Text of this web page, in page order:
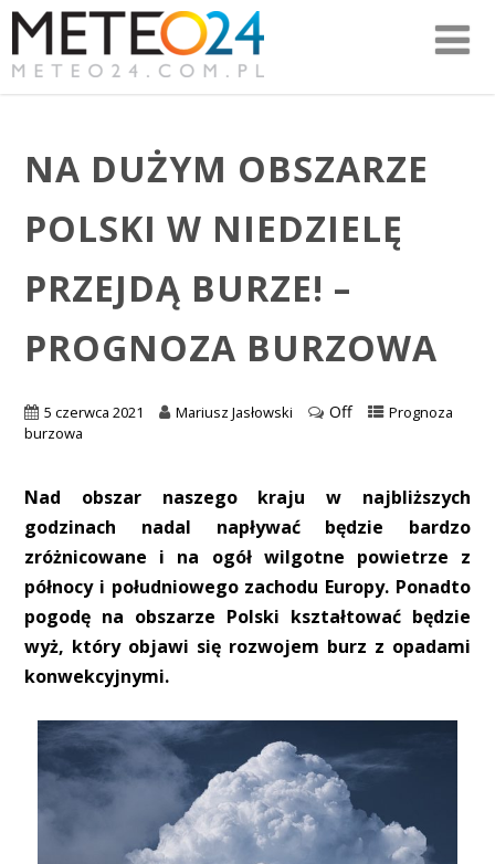
NA DUŻYM OBSZARZE
POLSKI W NIEDZIELĘ
PRZEJDĄ BURZE! –
PROGNOZA BURZOWA
5 czerwca 2021 Mariusz Jasłowski Off
Prognoza
burzowa
Nad obszar naszego kraju w najbliższych
godzinach nadal napływać będzie bardzo
zróżnicowane i na ogół wilgotne powietrze z
północy i południowego zachodu Europy. Ponadto
pogodę na obszarze Polski kształtować będzie
wyż, który objawi się rozwojem burz z opadami
konwekcyjnymi.